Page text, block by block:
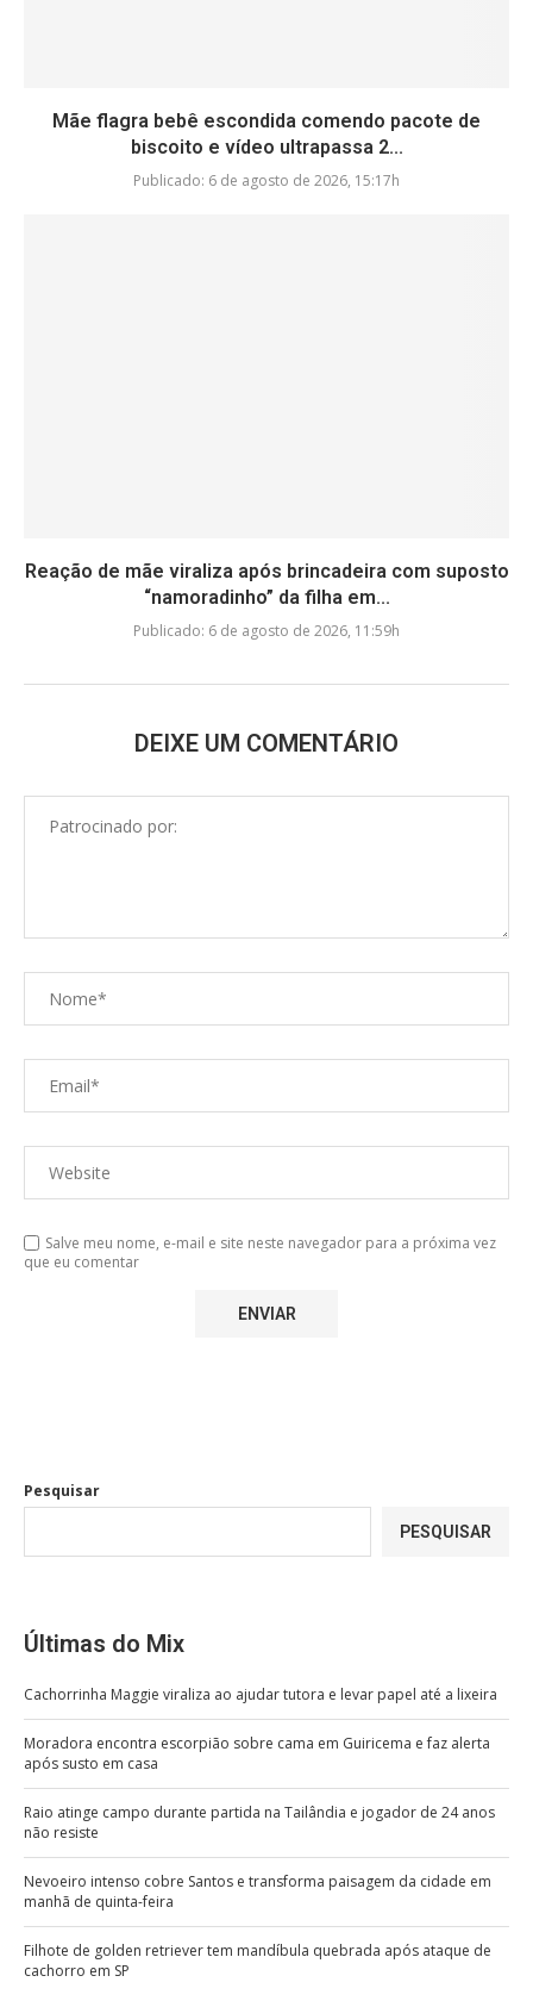
Mãe flagra bebê escondida comendo pacote de
biscoito e vídeo ultrapassa 2...
Publicado: 6 de agosto de 2026, 15:17h
Reação de mãe viraliza após brincadeira com suposto
“namoradinho” da filha em...
Publicado: 6 de agosto de 2026, 11:59h
DEIXE UM COMENTÁRIO
Salve meu nome, e-mail e site neste navegador para a próxima vez
que eu comentar
Pesquisar
PESQUISAR
Últimas do Mix
Cachorrinha Maggie viraliza ao ajudar tutora e levar papel até a lixeira
Moradora encontra escorpião sobre cama em Guiricema e faz alerta
após susto em casa
Raio atinge campo durante partida na Tailândia e jogador de 24 anos
não resiste
Nevoeiro intenso cobre Santos e transforma paisagem da cidade em
manhã de quinta-feira
Filhote de golden retriever tem mandíbula quebrada após ataque de
cachorro em SP